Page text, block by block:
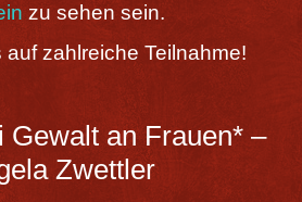
zu sehen sein.
auf zahlreiche Teilnahme!
Gewalt an Frauen* –
Zwettler